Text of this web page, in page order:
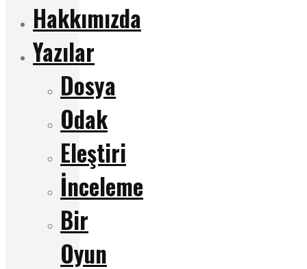
Hakkımızda
Yazılar
Dosya
Odak
Eleştiri
İnceleme
Bir
Oyun